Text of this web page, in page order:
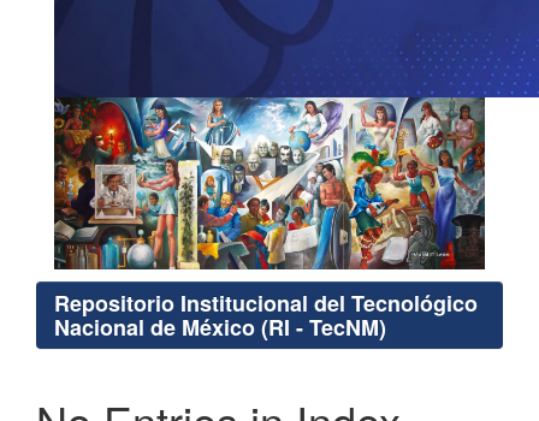
Repositorio Institucional del Tecnológico
Nacional de México (RI - TecNM)